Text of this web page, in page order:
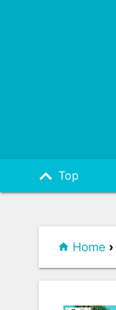
keyboard_arrow_up Top
Home ›